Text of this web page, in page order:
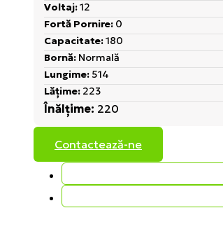
Voltaj:12
Fortă Pornire: 0
Capacitate:180
Bornă: Normală
Lungime: 514
Lățime: 223
Înălțime: 220
Contactează-ne